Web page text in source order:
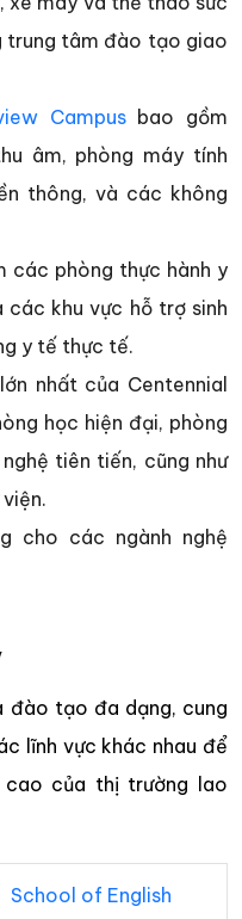
trung tâm đào tạo giao
Campusbao gồm
âm, phòng máy tính
thông, và các không
các phòng thực hành y
các khu vực hỗ trợ sinh
y tế thực tế.
nhất của Centennial
học hiện đại, phòng
tiên tiến, cũng như
cho các ngành nghệ
đào tạo đa dạng, cung
lĩnh vực khác nhau để
cao của thị trường lao
School of English